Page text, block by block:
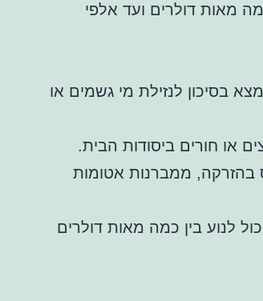
מאות דולרים ועד אלפי
בסיכון לנזילת מי גשמים או
או חורים ביסודות הבית.
בהזרקה, ממברנות אטומות
לנוע בין כמה מאות דולרים